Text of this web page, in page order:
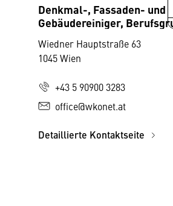
Denkmal-, Fassaden- und
Gebäudereiniger,
Wiedner Hauptstraße 63
1045 Wien
+43 5 90900 3283
office@wkonet.at
Detaillierte Kontaktseite